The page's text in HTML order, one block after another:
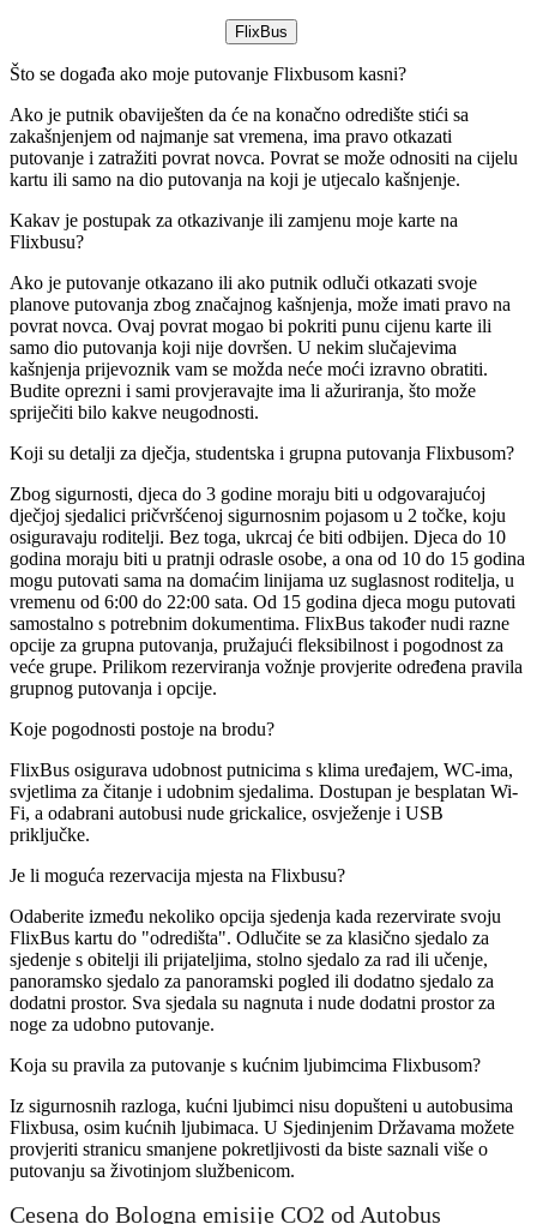
FlixBus
Što se događa ako moje putovanje Flixbusom kasni?
Ako je putnik obaviješten da će na konačno odredište stići sa
zakašnjenjem od najmanje sat vremena, ima pravo otkazati
putovanje i zatražiti povrat novca. Povrat se može odnositi na cijelu
kartu ili samo na dio putovanja na koji je utjecalo kašnjenje.
Kakav je postupak za otkazivanje ili zamjenu moje karte na
Flixbusu?
Ako je putovanje otkazano ili ako putnik odluči otkazati svoje
planove putovanja zbog značajnog kašnjenja, može imati pravo na
povrat novca. Ovaj povrat mogao bi pokriti punu cijenu karte ili
samo dio putovanja koji nije dovršen. U nekim slučajevima
kašnjenja prijevoznik vam se možda neće moći izravno obratiti.
Budite oprezni i sami provjeravajte ima li ažuriranja, što može
spriječiti bilo kakve neugodnosti.
Koji su detalji za dječja, studentska i grupna putovanja Flixbusom?
Zbog sigurnosti, djeca do 3 godine moraju biti u odgovarajućoj
dječjoj sjedalici pričvršćenoj sigurnosnim pojasom u 2 točke, koju
osiguravaju roditelji. Bez toga, ukrcaj će biti odbijen. Djeca do 10
godina moraju biti u pratnji odrasle osobe, a ona od 10 do 15 godina
mogu putovati sama na domaćim linijama uz suglasnost roditelja, u
vremenu od 6:00 do 22:00 sata. Od 15 godina djeca mogu putovati
samostalno s potrebnim dokumentima. FlixBus također nudi razne
opcije za grupna putovanja, pružajući fleksibilnost i pogodnost za
veće grupe. Prilikom rezerviranja vožnje provjerite određena pravila
grupnog putovanja i opcije.
Koje pogodnosti postoje na brodu?
FlixBus osigurava udobnost putnicima s klima uređajem, WC-ima,
svjetlima za čitanje i udobnim sjedalima. Dostupan je besplatan Wi-
Fi, a odabrani autobusi nude grickalice, osvježenje i USB
priključke.
Je li moguća rezervacija mjesta na Flixbusu?
Odaberite između nekoliko opcija sjedenja kada rezervirate svoju
FlixBus kartu do "odredišta". Odlučite se za klasično sjedalo za
sjedenje s obitelji ili prijateljima, stolno sjedalo za rad ili učenje,
panoramsko sjedalo za panoramski pogled ili dodatno sjedalo za
dodatni prostor. Sva sjedala su nagnuta i nude dodatni prostor za
noge za udobno putovanje.
Koja su pravila za putovanje s kućnim ljubimcima Flixbusom?
Iz sigurnosnih razloga, kućni ljubimci nisu dopušteni u autobusima
Flixbusa, osim kućnih ljubimaca. U Sjedinjenim Državama možete
provjeriti stranicu smanjene pokretljivosti da biste saznali više o
putovanju sa životinjom službenicom.
Cesena do Bologna emisije CO2 od Autobus